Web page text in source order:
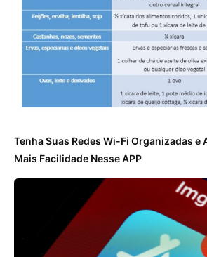
Tenha Suas Redes Wi-Fi Organizadas e
Mais Facilidade Nesse APP